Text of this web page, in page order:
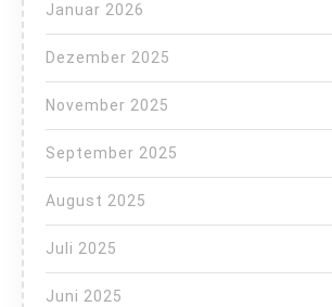
Januar 2026
Dezember 2025
November 2025
September 2025
August 2025
Juli 2025
Juni 2025